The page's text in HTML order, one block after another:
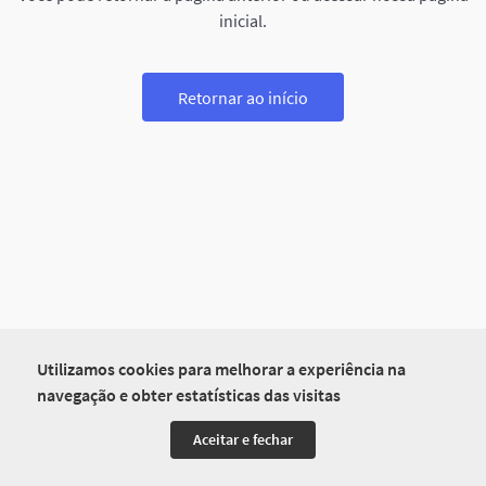
Utilizamos cookies para melhorar a experiência na
navegação e obter estatísticas das visitas
Aceitar e fechar
inicial.
Retornar ao início